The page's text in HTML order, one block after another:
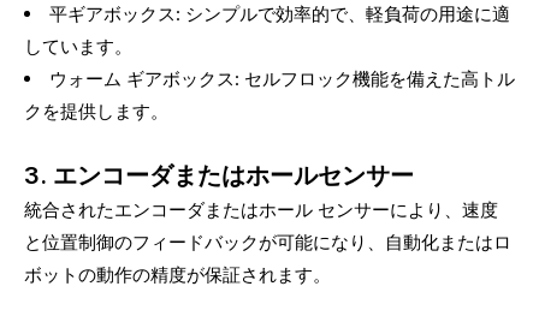
平ギアボックス: シンプルで効率的で、軽負荷の用途に適
しています。
ウォーム ギアボックス: セルフロック機能を備えた高トル
クを提供します。
3. エンコーダまたはホールセンサー
統合されたエンコーダまたはホール センサーにより、速度
と位置制御のフィードバックが可能になり、自動化またはロ
ボットの動作の精度が保証されます。